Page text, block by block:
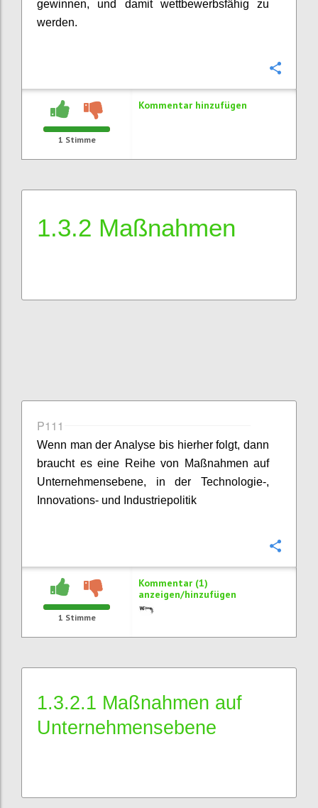
gewinnen, und damit wettbewerbsfähig zu
werden.
1 Stimme
Kommentar hinzufügen
1.3.2 Maßnahmen
P111
Wenn man der Analyse bis hierher folgt, dann
braucht es eine Reihe von Maßnahmen auf
Unternehmensebene, in der Technologie-,
Innovations- und Industriepolitik
1 Stimme
Kommentar (1)
anzeigen/hinzufügen
1.3.2.1 Maßnahmen auf
Unternehmensebene